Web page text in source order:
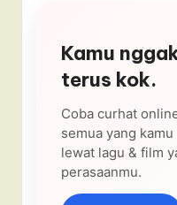
Kamu
terus kok.
Coba curhat
semua yang
lewat lagu & film
perasaanmu.